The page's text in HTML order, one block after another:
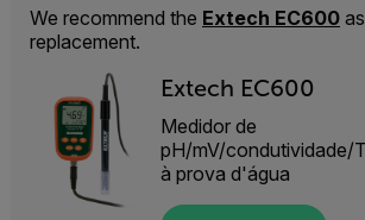
We recommend the Extech EC600
replacement.
Extech EC600
Medidor de
pH/mV/condutividade/
à prova d'água